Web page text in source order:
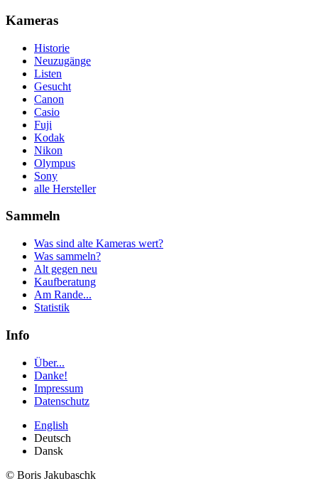
Kameras
Historie
Neuzugänge
Listen
Gesucht
Canon
Casio
Fuji
Kodak
Nikon
Olympus
Sony
alle Hersteller
Sammeln
Was sind alte Kameras wert?
Was sammeln?
Alt gegen neu
Kaufberatung
Am Rande...
Statistik
Info
Über...
Danke!
Impressum
Datenschutz
English
Deutsch
Dansk
© Boris Jakubaschk